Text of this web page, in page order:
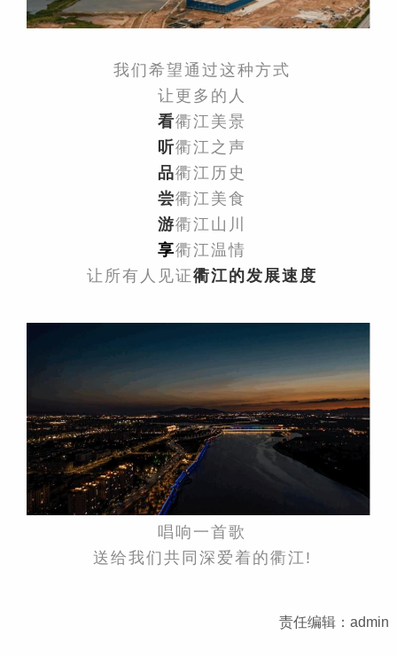
我们希望通过这种方式
让更多的人
看衢江美景
听衢江之声
品衢江历史
尝衢江美食
游衢江山川
享衢江温情
让所有人见证衢江的发展速度
唱响一首歌
送给我们共同深爱着的衢江!
责任编辑：admin